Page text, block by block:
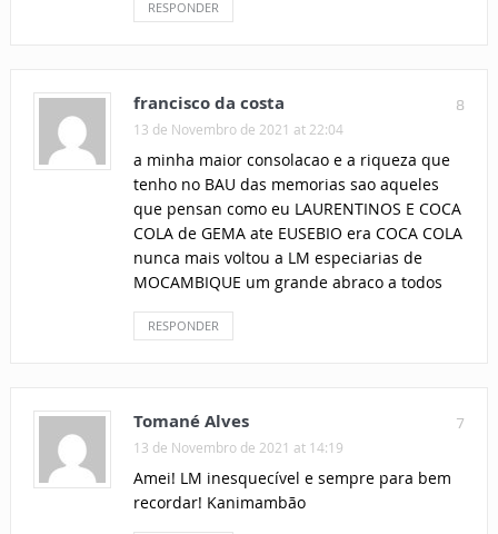
RESPONDER
8
francisco da costa
13 de Novembro de 2021 at 22:04
a minha maior consolacao e a riqueza que
tenho no BAU das memorias sao aqueles
que pensan como eu LAURENTINOS E COCA
COLA de GEMA ate EUSEBIO era COCA COLA
nunca mais voltou a LM especiarias de
MOCAMBIQUE um grande abraco a todos
RESPONDER
7
Tomané Alves
13 de Novembro de 2021 at 14:19
Amei! LM inesquecível e sempre para bem
recordar! Kanimambão